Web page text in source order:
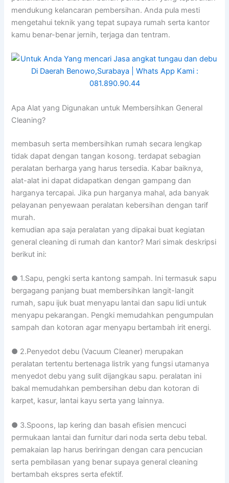
mendukung kelancaran pembersihan. Anda pula mesti
mengetahui teknik yang tepat supaya rumah serta kantor
kamu benar-benar jernih, terjaga dan tentram.
Apa Alat yang Digunakan untuk Membersihkan General
Cleaning?
membasuh serta membersihkan rumah secara lengkap
tidak dapat dengan tangan kosong. terdapat sebagian
peralatan berharga yang harus tersedia. Kabar baiknya,
alat-alat ini dapat didapatkan dengan gampang dan
harganya tercapai. Jika pun harganya mahal, ada banyak
pelayanan penyewaan peralatan kebersihan dengan tarif
murah.
kemudian apa saja peralatan yang dipakai buat kegiatan
general cleaning di rumah dan kantor? Mari simak deskripsi
berikut ini:
● 1.Sapu, pengki serta kantong sampah. Ini termasuk sapu
bergagang panjang buat membersihkan langit-langit
rumah, sapu ijuk buat menyapu lantai dan sapu lidi untuk
menyapu pekarangan. Pengki memudahkan pengumpulan
sampah dan kotoran agar menyapu bertambah irit energi.
● 2.Penyedot debu (Vacuum Cleaner) merupakan
peralatan tertentu bertenaga listrik yang fungsi utamanya
menyedot debu yang sulit dijangkau sapu. peralatan ini
bakal memudahkan pembersihan debu dan kotoran di
karpet, kasur, lantai kayu serta yang lainnya.
● 3.Spoons, lap kering dan basah efisien mencuci
permukaan lantai dan furnitur dari noda serta debu tebal.
pemakaian lap harus beriringan dengan cara pencucian
serta pembilasan yang benar supaya general cleaning
bertambah ekspres serta efektif.